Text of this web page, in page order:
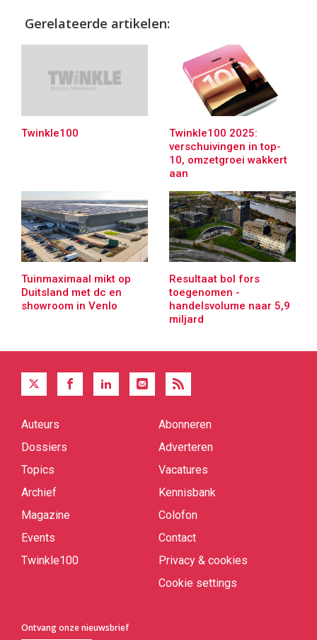
Gerelateerde artikelen:
Twinkle100
Twinkle100 2025:
verschuivingen in top-
10, omzetgroei wakkert
aan
Tuinmaximaal mikt op
Duitsland met dc en
showroom in Venlo
Resultaat bol fors
toegenomen -
handelsvolume naar 5,9
miljard
Quick
Auteurs
Dossiers
Topics
Archief
Magazine
Events
Twinkle100
Abonneren
Adverteren
Vacatures
Kennisbank
Colofon
Contact
Privacy & cookies
Cookie settings
Ontvang onze nieuwsbrief